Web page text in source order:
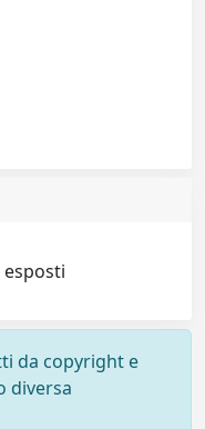
da copyright e
diversa